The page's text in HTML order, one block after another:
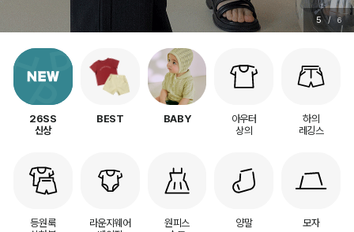
5 / 6
26SS
신상
BEST BABY
아우터
상의
하의
레깅스
등원룩
라운지웨어
원피스
양말 모자